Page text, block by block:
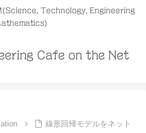
Technology, Engineering
Cafe on the Net
線形回帰モデルをネット